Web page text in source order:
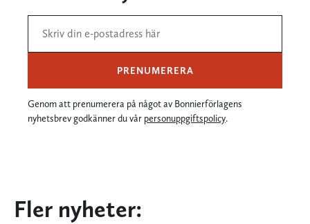
PRENUMERERA
Genom att prenumerera på något av Bonnierförlagens
nyhetsbrev godkänner du vår personuppgiftspolicy.
Fler nyheter: